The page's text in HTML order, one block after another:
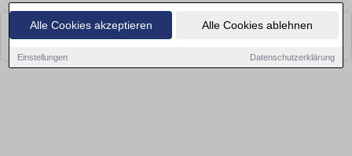
Alle Cookies akzeptieren Alle Cookies ablehnen
Einstellungen Datenschutzerklärung
Leider konnten wir derzeit keine passenden Objekte finden. Schauen Sie
bald wieder vorbei!